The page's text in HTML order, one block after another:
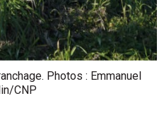
Photos : Emmanuel
CNP